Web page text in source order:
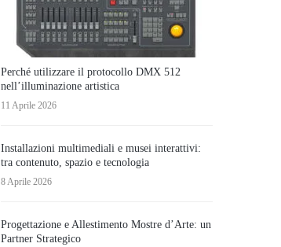
Perché utilizzare il protocollo DMX 512
nell’illuminazione artistica
11 Aprile 2026
Installazioni multimediali e musei interattivi:
tra contenuto, spazio e tecnologia
8 Aprile 2026
Progettazione e Allestimento Mostre d’Arte: un
Partner Strategico